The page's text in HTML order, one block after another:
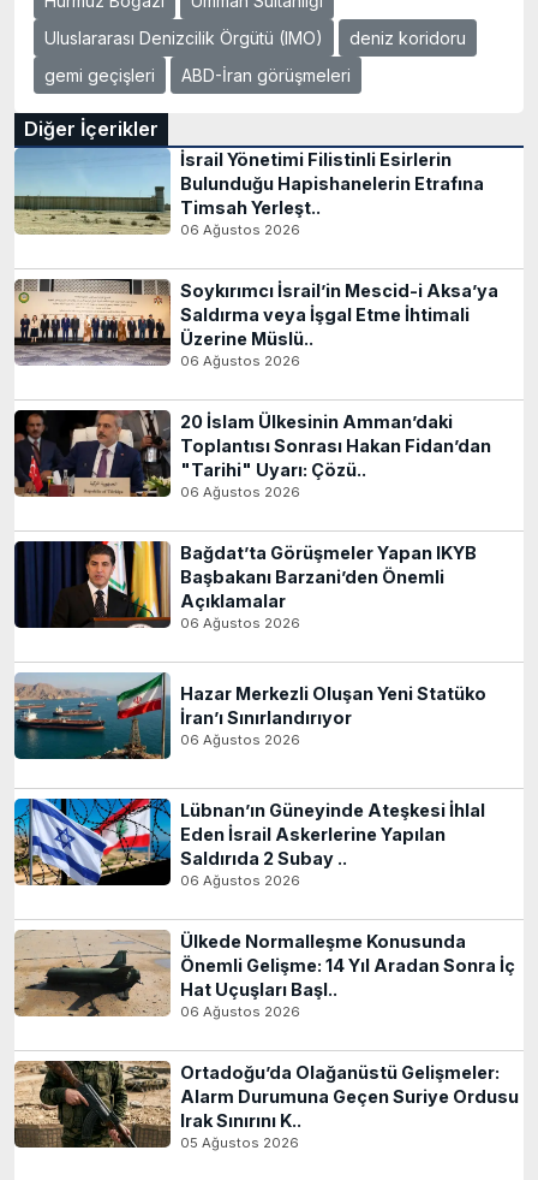
Uluslararası Denizcilik Örgütü (IMO)
deniz koridoru
gemi geçişleri
ABD-İran görüşmeleri
Diğer İçerikler
İsrail Yönetimi Filistinli Esirlerin
Bulunduğu Hapishanelerin Etrafına
Timsah Yerleşt..
06 Ağustos 2026
Soykırımcı İsrail’in Mescid-i Aksa’ya
Saldırma veya İşgal Etme İhtimali
Üzerine Müslü..
06 Ağustos 2026
20 İslam Ülkesinin Amman’daki
Toplantısı Sonrası Hakan Fidan’dan
"Tarihi" Uyarı: Çözü..
06 Ağustos 2026
Bağdat’ta Görüşmeler Yapan IKYB
Başbakanı Barzani’den Önemli
Açıklamalar
06 Ağustos 2026
Hazar Merkezli Oluşan Yeni Statüko
İran’ı Sınırlandırıyor
06 Ağustos 2026
Lübnan’ın Güneyinde Ateşkesi İhlal
Eden İsrail Askerlerine Yapılan
Saldırıda 2 Subay ..
06 Ağustos 2026
Ülkede Normalleşme Konusunda
Önemli Gelişme: 14 Yıl Aradan Sonra İç
Hat Uçuşları Başl..
06 Ağustos 2026
Ortadoğu’da Olağanüstü Gelişmeler:
Alarm Durumuna Geçen Suriye Ordusu
Irak Sınırını K..
05 Ağustos 2026